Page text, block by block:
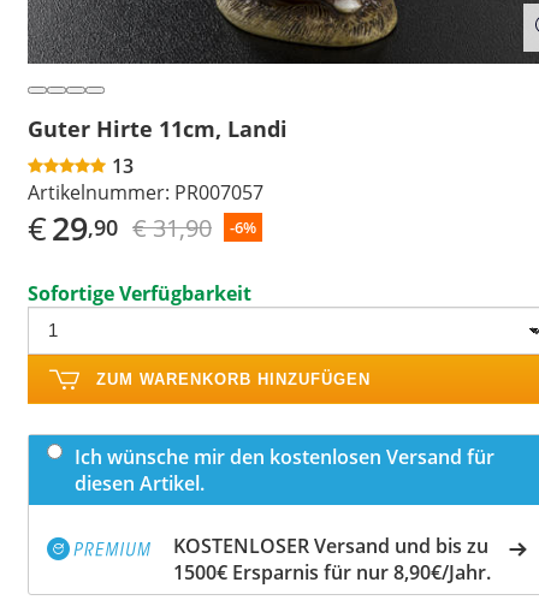
Guter Hirte 11cm, Landi
13
Artikelnummer: PR007057
€29,90 € 31,90 -6%
Sofortige Verfügbarkeit
ZUM WARENKORB HINZUFÜGEN
Ich wünsche mir den kostenlosen Versand für
diesen Artikel.
KOSTENLOSER Versand und bis zu
1500€ Ersparnis für nur 8,90€/Jahr.